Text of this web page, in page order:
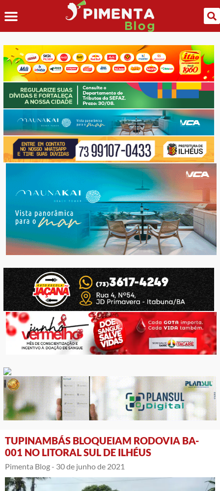
TUPINAMBÁS BLOQUEIAM RODOVIA BA-
001 NO LITORAL SUL DE ILHÉUS
Pimenta Blog - 30 de junho de 2021